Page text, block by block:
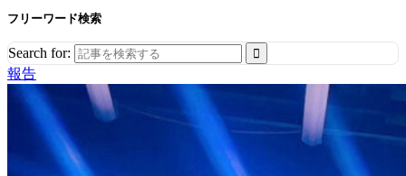
フリーワード検索
Search for:
報告